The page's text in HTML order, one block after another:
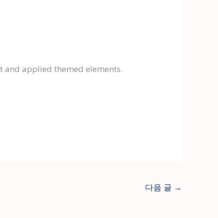
applied themed elements.
다음 글 →